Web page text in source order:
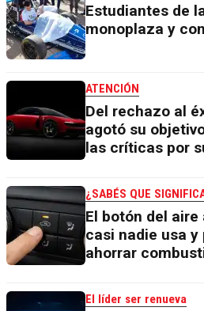
Estudiantes de
monoplaza y
ATENCIÓN
Del rechazo al
agotó su
las críticas por
¿SABÉS QUE
El botón del
casi nadie usa y
ahorrar
El líder ser renueva